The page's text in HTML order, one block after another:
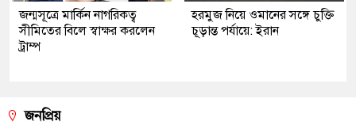
জন্মসূত্রে মার্কিন নাগরিকত্ব
সীমিতের বিলে স্বাক্ষর করলেন
ট্রাম্প
হরমুজ নিয়ে ওমানের সঙ্গে চুক্তি
চূড়ান্ত পর্যায়ে: ইরান
জনপ্রিয়